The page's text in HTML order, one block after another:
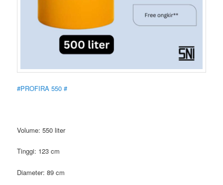
#PROFIRA 550 #
Volume: 550 liter
Tinggi: 123 cm
Diameter: 89 cm